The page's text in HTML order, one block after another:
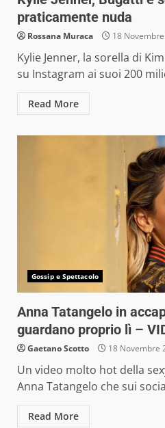
praticamente nuda
Rossana Muraca 18
Kylie Jenner, la sorella di
su Instagram ai suoi 200
Read More
Gossip e Spettacolo
Anna Tatangelo in
guardano proprio lì –
Gaetano Scotto 18 Novembre
Un video molto hot della
Anna Tatangelo che sui
Read More